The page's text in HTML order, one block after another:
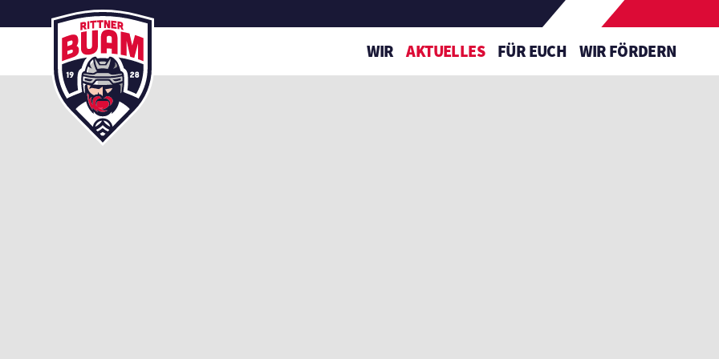
WIR AKTUELLES FÜR EUCH WIR FÖRDERN